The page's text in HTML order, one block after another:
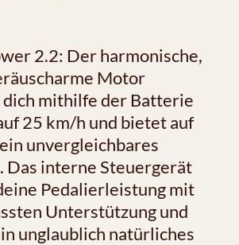
2.2: Der harmonische,
Motor
mithilfe der Batterie
25 km/h und bietet auf
unvergleichbares
Das interne Steuergerät
Pedalierleistung mit
Unterstützung und
unglaublich natürliches